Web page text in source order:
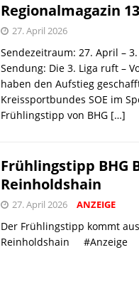
Regionalmagazin
27. April 2026
Sendezeitraum: 27. April –
Sendung: Die 3. Liga ruft –
haben den Aufstieg
Kreissportbundes SOE im
Frühlingstipp von BHG […]
Frühlingstipp BHG
Reinholdshain
27. April 2026 ANZEIGE
Der Frühlingstipp kommt
Reinholdshain #Anzeige